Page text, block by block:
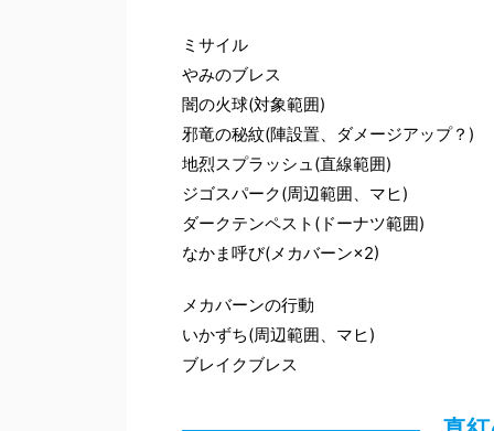
ミサイル
やみのブレス
闇の火球(対象範囲)
邪竜の秘紋(陣設置、ダメージアップ？)
地烈スプラッシュ(直線範囲)
ジゴスパーク(周辺範囲、マヒ)
ダークテンペスト(ドーナツ範囲)
なかま呼び(メカバーン×2)
メカバーンの行動
いかずち(周辺範囲、マヒ)
ブレイクブレス